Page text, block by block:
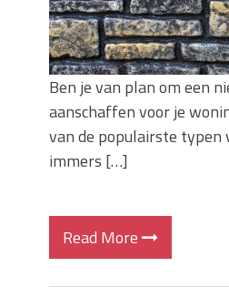
Ben je van plan om een
aanschaffen voor je
van de populairste typen
immers […]
Read More